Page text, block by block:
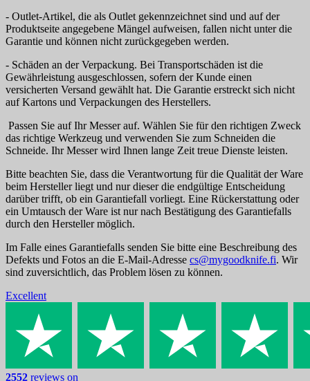
- Outlet-Artikel, die als Outlet gekennzeichnet sind und auf der
Produktseite angegebene Mängel aufweisen, fallen nicht unter die
Garantie und können nicht zurückgegeben werden.
- Schäden an der Verpackung. Bei Transportschäden ist die
Gewährleistung ausgeschlossen, sofern der Kunde einen
versicherten Versand gewählt hat. Die Garantie erstreckt sich nicht
auf Kartons und Verpackungen des Herstellers.
Passen Sie auf Ihr Messer auf. Wählen Sie für den richtigen Zweck
das richtige Werkzeug und verwenden Sie zum Schneiden die
Schneide. Ihr Messer wird Ihnen lange Zeit treue Dienste leisten.
Bitte beachten Sie, dass die Verantwortung für die Qualität der Ware
beim Hersteller liegt und nur dieser die endgültige Entscheidung
darüber trifft, ob ein Garantiefall vorliegt. Eine Rückerstattung oder
ein Umtausch der Ware ist nur nach Bestätigung des Garantiefalls
durch den Hersteller möglich.
Im Falle eines Garantiefalls senden Sie bitte eine Beschreibung des
Defekts und Fotos an die E-Mail-Adresse cs@mygoodknife.fi. Wir
sind zuversichtlich, das Problem lösen zu können.
Excellent
2552 reviews on